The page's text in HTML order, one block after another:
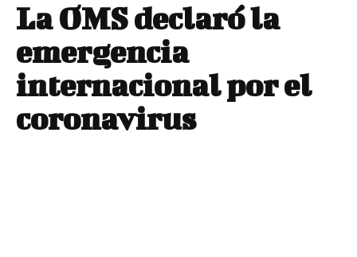
La OMS declaró la
emergencia
internacional por el
coronavirus